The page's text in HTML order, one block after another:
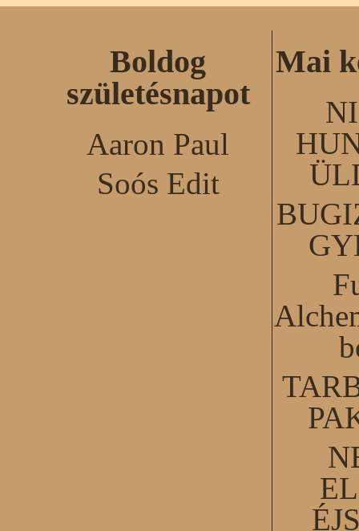
Boldog
születésnapot
Aaron Paul
Soós Edit
Mai